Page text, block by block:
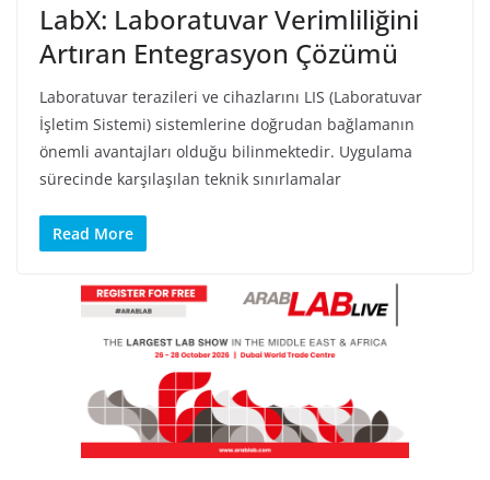
LabX: Laboratuvar Verimliliğini
Artıran Entegrasyon Çözümü
Laboratuvar terazileri ve cihazlarını LIS (Laboratuvar
İşletim Sistemi) sistemlerine doğrudan bağlamanın
önemli avantajları olduğu bilinmektedir. Uygulama
sürecinde karşılaşılan teknik sınırlamalar
Read More